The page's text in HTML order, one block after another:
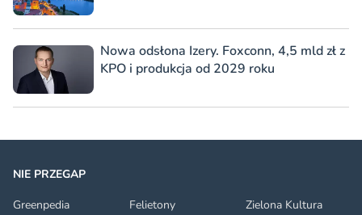
Nowa odsłona Izery. Foxconn, 4,5 mld zł z
KPO i produkcja od 2029 roku
NIE PRZEGAP
Greenpedia
Felietony Zielona Kultura